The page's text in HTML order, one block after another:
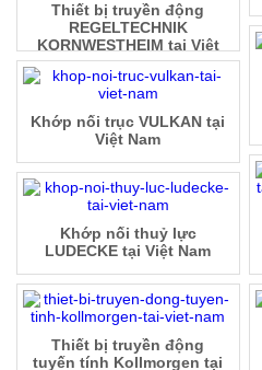
Thiết bị truyền động
REGELTECHNIK
KORNWESTHEIM tại Việt
Nam
Khớp nối trục VULKAN tại
Việt Nam
Khớp nối thuỷ lực
LUDECKE tại Việt Nam
Thiết bị truyền động
tuyến tính Kollmorgen tại